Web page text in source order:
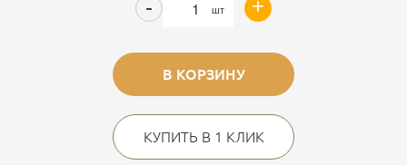
шт +
-
В КОРЗИНУ
КУПИТЬ В 1 КЛИК